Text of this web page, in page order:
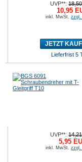
UVP**:
10,95
inkl. MwSt.zzgl.
JETZT
Lieferfrist 5
UVP**:
5,95
inkl. MwSt.zzgl.